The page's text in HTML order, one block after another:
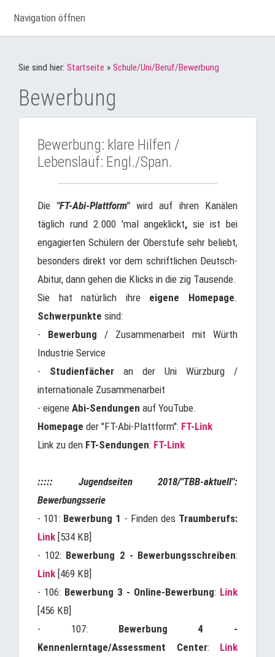
Navigation öffnen
Sie sind hier: Startseite » Schule/Uni/Beruf/Bewerbung
Bewerbung
Bewerbung: klare Hilfen /
Lebenslauf: Engl./Span.
Die "FT-Abi-Plattform"wird auf ihren Kanälen
täglich rund 2.000 'mal angeklickt, sie ist bei
engagierten Schülern der Oberstufe sehr beliebt,
besonders direkt vor dem schriftlichen Deutsch-
Abitur, dann gehen die Klicks in die zig Tausende.
Sie hat natürlich ihre eigene Homepage.
Schwerpunkte sind:
- Bewerbung / Zusammenarbeit mit Würth
Industrie Service
- Studienfächer an der Uni Würzburg /
internationale Zusammenarbeit
- eigene Abi-Sendungen auf YouTube.
Homepage der "FT-Abi-Plattform": FT-Link
Link zu den FT-Sendungen: FT-Link
::::: Jugendseiten 2018/"TBB-aktuell":
Bewerbungsserie
- 101: Bewerbung 1 - Finden des Traumberufs:
Link [534 KB]
- 102: Bewerbung 2 - Bewerbungsschreiben:
Link [469 KB]
- 106: Bewerbung 3 - Online-Bewerbung: Link
[456 KB]
- 107: Bewerbung 4 -
Kennenlerntage/Assessment Center: Link